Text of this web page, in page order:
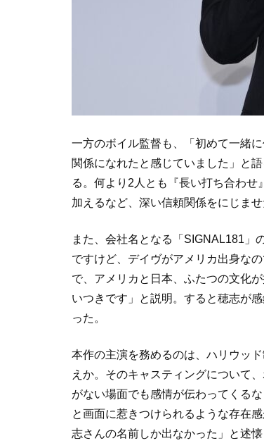
一方のボイル監督も、「初めて一緒
関係になれたと感じていました」と
る。何より2人とも『長い打ち合わ
加えるなど、深い信頼関係をにじませ
また、会社名となる「SIGNAL181」
ですけど、デイヴがアメリカ出身な
で、アメリカと日本、ふたつの文化
いつきです」と説明。すると穂志が
った。
本作の主演を務めるのは、ハリウッ
えか。そのキャスティングについて
がない場面でも感情が伝わってくる
と画面に惹きつけられるような存在
志さんの名前しか出なかった」と述懐